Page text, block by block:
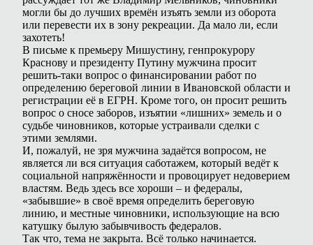
могли бы до лучших времён изъять земли из оборота
или перевести их в зону рекреации. Да мало ли, если
захотеть!
В письме к премьеру Мишустину, генпрокурору
Краснову и президенту Путину мужчина просит
решить-таки вопрос о финансировании работ по
определению береговой линии в Ивановской области и
регистрации её в ЕГРН. Кроме того, он просит решить
вопрос о сносе заборов, изъятии «лишних» земель и о
судьбе чиновников, которые устраивали сделки с
этими землями.
И, пожалуй, не зря мужчина задаётся вопросом, не
является ли вся ситуация саботажем, который ведёт к
социальной напряжённости и провоцирует недоверием
властям. Ведь здесь все хороши – и федералы,
«забывшие» в своё время определить береговую
линию, и местные чиновники, использующие на всю
катушку былую забывчивость федералов.
Так что, тема не закрыта. Всё только начинается.